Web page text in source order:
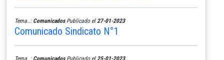
Tema..: ComunicadosPublicado el 27-01-2023
Comunicado Sindicato N°1
Tema..: ComunicadosPublicado el 25-01-2023